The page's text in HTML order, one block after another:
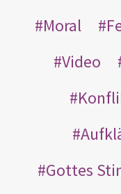
Moral
Video
Gottes